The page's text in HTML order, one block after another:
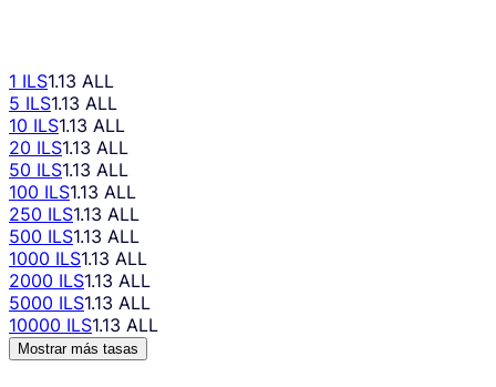
1 ILS1.13 ALL
5 ILS1.13 ALL
10 ILS1.13 ALL
20 ILS1.13 ALL
50 ILS1.13 ALL
100 ILS1.13 ALL
250 ILS1.13 ALL
500 ILS1.13 ALL
1000 ILS1.13 ALL
2000 ILS1.13 ALL
5000 ILS1.13 ALL
10000 ILS1.13 ALL
Mostrar más tasas